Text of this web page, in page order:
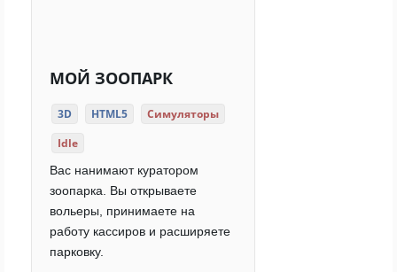
МОЙ ЗООПАРК
3D HTML5
Симуляторы
Idle
Вас нанимают куратором
зоопарка. Вы открываете
вольеры, принимаете на
работу кассиров и расширяете
парковку.